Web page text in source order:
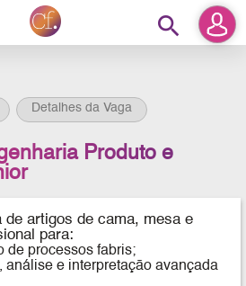
search
Detalhes da Vaga
Produto e
de artigos de cama, mesa e
para:
de processos fabris;
análise e interpretação avançada